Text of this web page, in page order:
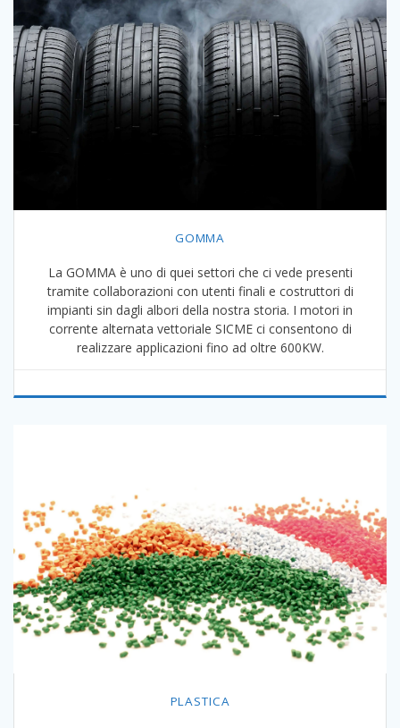
GOMMA
La GOMMA è uno di quei settori che ci vede presenti
tramite collaborazioni con utenti finali e costruttori di
impianti sin dagli albori della nostra storia. I motori in
corrente alternata vettoriale SICME ci consentono di
realizzare applicazioni fino ad oltre 600KW.
PLASTICA